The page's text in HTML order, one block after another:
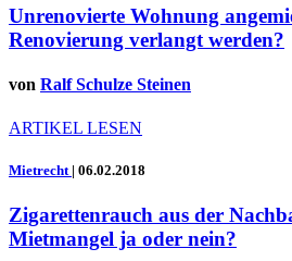
Unrenovierte Wohnung
Renovierung verlangt werden?
von Ralf Schulze Steinen
ARTIKEL LESEN
Mietrecht | 06.02.2018
Zigarettenrauch aus der
Mietmangel ja oder nein?